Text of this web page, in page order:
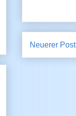
Neuerer Post